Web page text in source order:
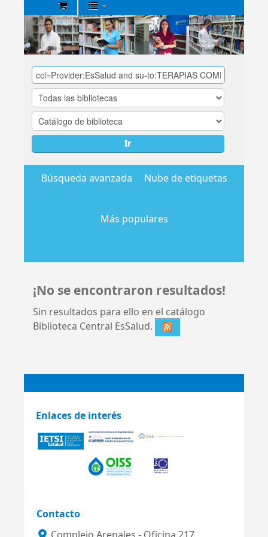
Biblioteca
Central
EsSalud
Ir
Búsqueda avanzada Nube de etiquetas
Más populares
¡No se encontraron resultados!
Sin resultados para ello en el catálogo
Biblioteca Central EsSalud.
Enlaces de interés
Contacto